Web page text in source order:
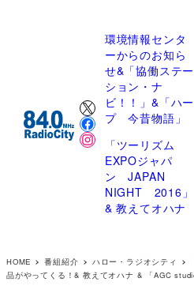
X
Facebook
Instagram
環境情報センタ
ーからのお知ら
せ&「協働ステー
ション・ナ
ビ！！」&「ハー
プ 今昔物語」
「ツーリズム
EXPOジャパ
ン JAPAN
NIGHT 2016」
& 教えてオハナ
HOME 番組紹介 ハロー・ラジオシティ
品がやってくる！& 教えてオハナ & 「AGC